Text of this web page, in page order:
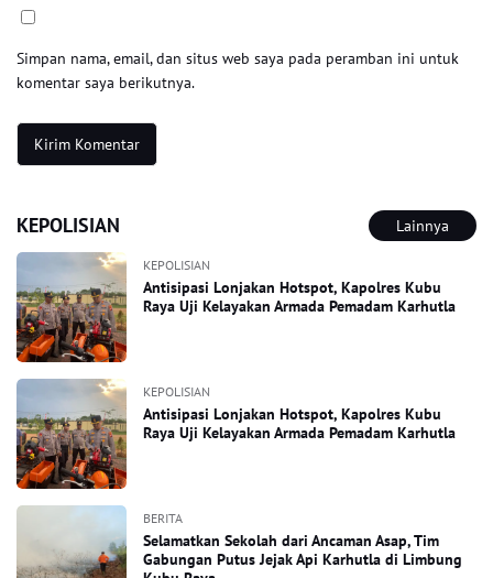
Simpan nama, email, dan situs web saya pada peramban ini untuk
komentar saya berikutnya.
KEPOLISIAN Lainnya
KEPOLISIAN
Antisipasi Lonjakan Hotspot, Kapolres Kubu
Raya Uji Kelayakan Armada Pemadam Karhutla
KEPOLISIAN
Antisipasi Lonjakan Hotspot, Kapolres Kubu
Raya Uji Kelayakan Armada Pemadam Karhutla
BERITA
Selamatkan Sekolah dari Ancaman Asap, Tim
Gabungan Putus Jejak Api Karhutla di Limbung